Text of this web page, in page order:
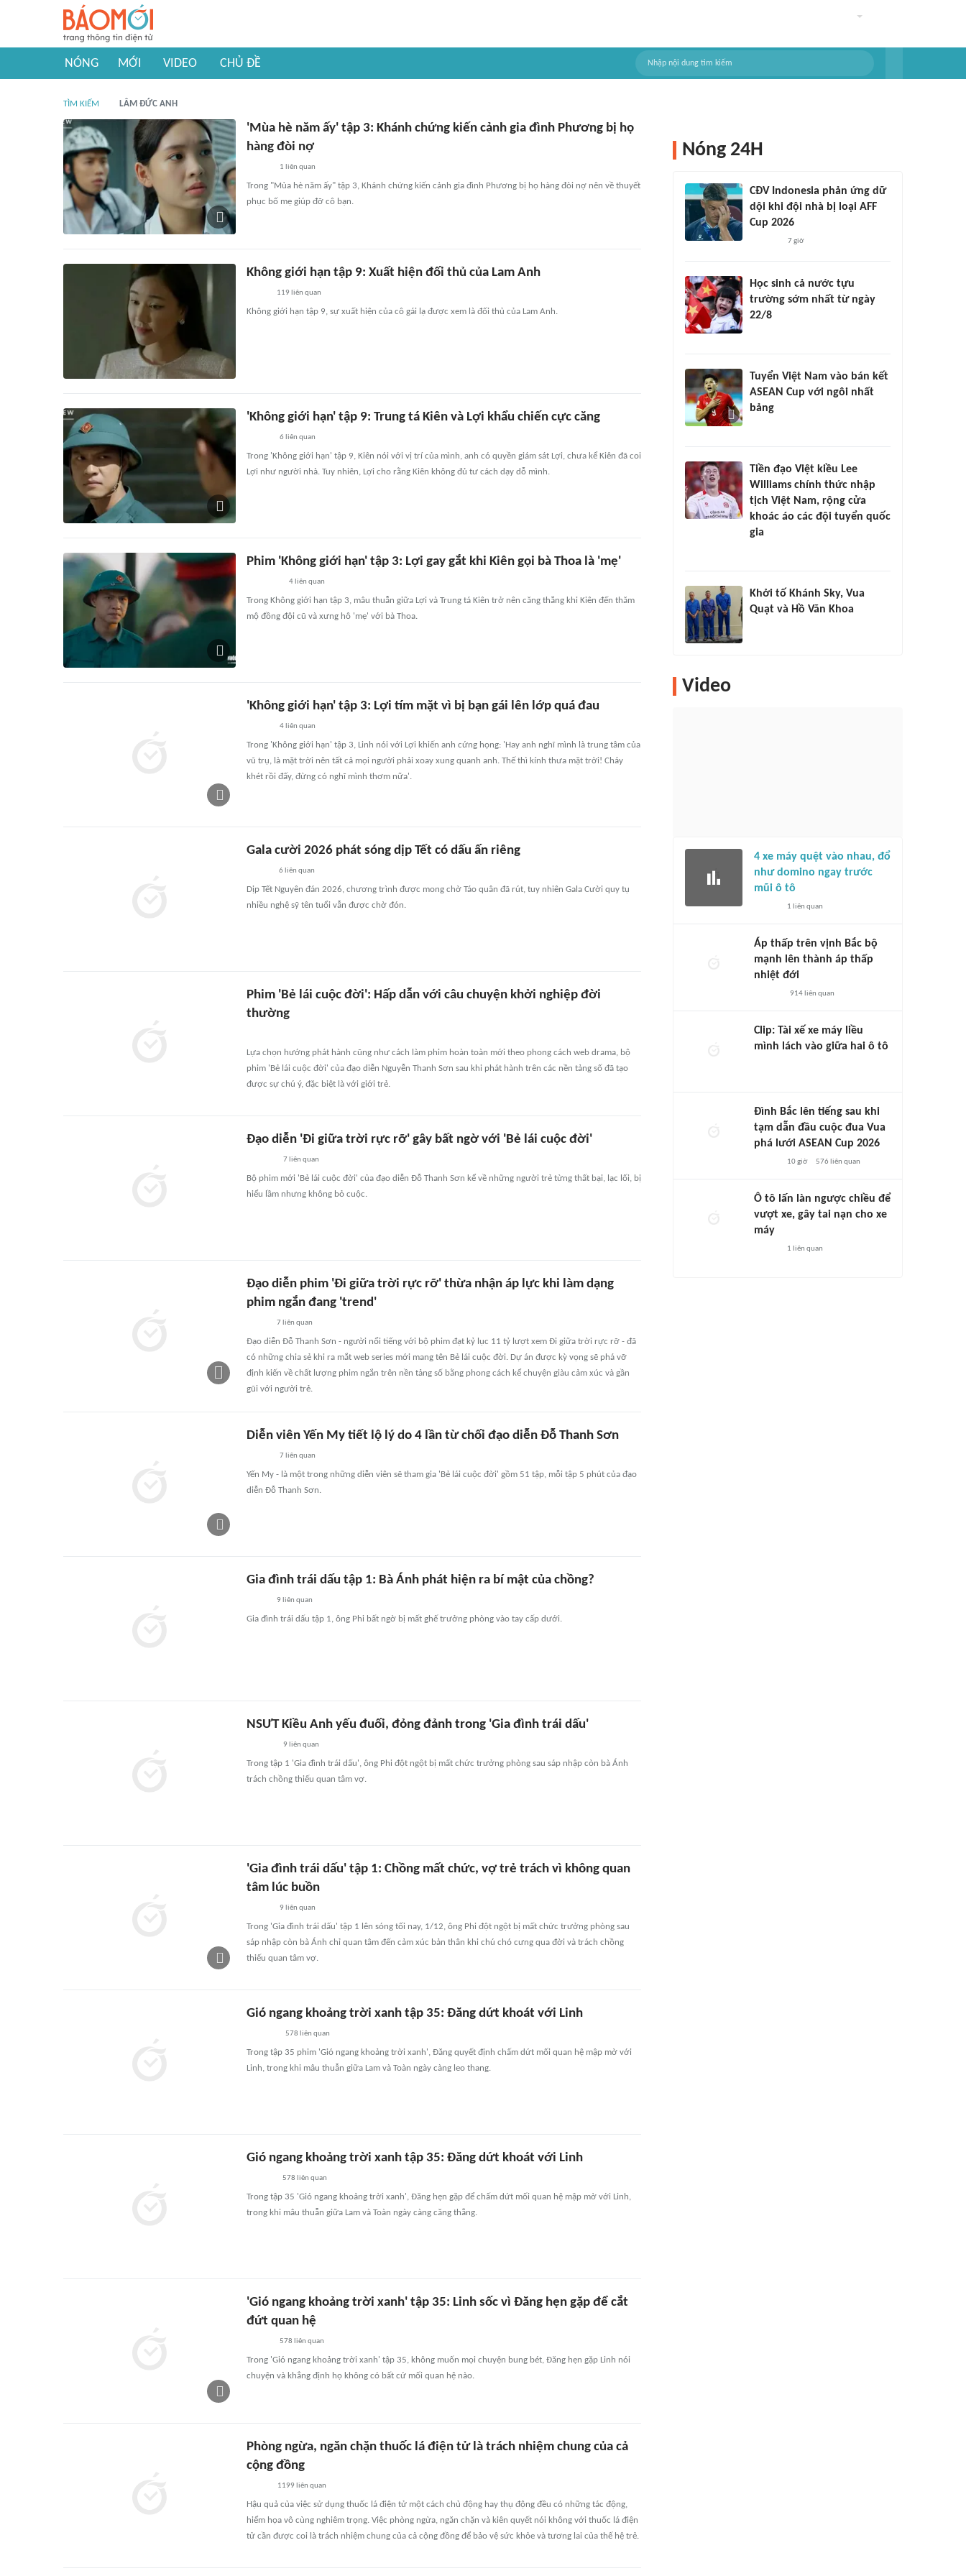
NÓNG MỚI VIDEO CHỦ ĐỀ
TÌM KIẾM LÂM ĐỨC ANH
'Mùa hè năm ấy' tập 3: Khánh chứng kiến cảnh gia đình Phương bị họ
hàng đòi nợ
1 liên quan
Trong "Mùa hè năm ấy" tập 3, Khánh chứng kiến cảnh gia đình Phương bị họ hàng đòi nợ nên về thuyết
phục bố mẹ giúp đỡ cô bạn.
Không giới hạn tập 9: Xuất hiện đối thủ của Lam Anh
119 liên quan
Không giới hạn tập 9, sự xuất hiện của cô gái lạ được xem là đối thủ của Lam Anh.
'Không giới hạn' tập 9: Trung tá Kiên và Lợi khẩu chiến cực căng
6 liên quan
Trong 'Không giới hạn' tập 9, Kiên nói với vị trí của mình, anh có quyền giám sát Lợi, chưa kể Kiên đã coi
Lợi như người nhà. Tuy nhiên, Lợi cho rằng Kiên không đủ tư cách dạy dỗ mình.
Phim 'Không giới hạn' tập 3: Lợi gay gắt khi Kiên gọi bà Thoa là 'mẹ'
4liên quan
Trong Không giới hạn tập 3, mâu thuẫn giữa Lợi và Trung tá Kiên trở nên căng thẳng khi Kiên đến thăm
mộ đồng đội cũ và xưng hô 'mẹ' với bà Thoa.
'Không giới hạn' tập 3: Lợi tím mặt vì bị bạn gái lên lớp quá đau
4liên quan
Trong 'Không giới hạn' tập 3, Linh nói với Lợi khiến anh cứng họng: 'Hay anh nghĩ mình là trung tâm của
vũ trụ, là mặt trời nên tất cả mọi người phải xoay xung quanh anh. Thế thì kính thưa mặt trời! Cháy
khét rồi đấy, đừng có nghĩ mình thơm nữa'.
Gala cười 2026 phát sóng dịp Tết có dấu ấn riêng
6 liên quan
Dịp Tết Nguyên đán 2026, chương trình được mong chờ Táo quân đã rút, tuy nhiên Gala Cười quy tụ
nhiều nghệ sỹ tên tuổi vẫn được chờ đón.
Phim 'Bẻ lái cuộc đời': Hấp dẫn với câu chuyện khởi nghiệp đời
thường
Lựa chọn hướng phát hành cũng như cách làm phim hoàn toàn mới theo phong cách web drama, bộ
phim 'Bẻ lái cuộc đời' của đạo diễn Nguyễn Thanh Sơn sau khi phát hành trên các nền tảng số đã tạo
được sự chú ý, đặc biệt là với giới trẻ.
Đạo diễn 'Đi giữa trời rực rỡ' gây bất ngờ với 'Bẻ lái cuộc đời'
7 liên quan
Bộ phim mới 'Bẻ lái cuộc đời' của đạo diễn Đỗ Thanh Sơn kể về những người trẻ từng thất bại, lạc lối, bị
hiểu lầm nhưng không bỏ cuộc.
Đạo diễn phim 'Đi giữa trời rực rỡ' thừa nhận áp lực khi làm dạng
phim ngắn đang 'trend'
7 liên quan
Đạo diễn Đỗ Thanh Sơn - người nổi tiếng với bộ phim đạt kỷ lục 11 tỷ lượt xem Đi giữa trời rực rỡ - đã
có những chia sẻ khi ra mắt web series mới mang tên Bẻ lái cuộc đời. Dự án được kỳ vọng sẽ phá vỡ
định kiến về chất lượng phim ngắn trên nền tảng số bằng phong cách kể chuyện giàu cảm xúc và gần
gũi với người trẻ.
Diễn viên Yến My tiết lộ lý do 4 lần từ chối đạo diễn Đỗ Thanh Sơn
7liên quan
Yến My - là một trong những diễn viên sẽ tham gia 'Bẻ lái cuộc đời' gồm 51 tập, mỗi tập 5 phút của đạo
diễn Đỗ Thanh Sơn.
Gia đình trái dấu tập 1: Bà Ánh phát hiện ra bí mật của chồng?
9 liên quan
Gia đình trái dấu tập 1, ông Phi bất ngờ bị mất ghế trưởng phòng vào tay cấp dưới.
NSƯT Kiều Anh yếu đuối, đỏng đảnh trong 'Gia đình trái dấu'
9 liên quan
Trong tập 1 'Gia đình trái dấu', ông Phi đột ngột bị mất chức trưởng phòng sau sáp nhập còn bà Ánh
trách chồng thiếu quan tâm vợ.
'Gia đình trái dấu' tập 1: Chồng mất chức, vợ trẻ trách vì không quan
tâm lúc buồn
9 liên quan
Trong 'Gia đình trái dấu' tập 1 lên sóng tối nay, 1/12, ông Phi đột ngột bị mất chức trưởng phòng sau
sáp nhập còn bà Ánh chỉ quan tâm đến cảm xúc bản thân khi chú chó cưng qua đời và trách chồng
thiếu quan tâm vợ.
Gió ngang khoảng trời xanh tập 35: Đăng dứt khoát với Linh
578 liên quan
Trong tập 35 phim 'Gió ngang khoảng trời xanh', Đăng quyết định chấm dứt mối quan hệ mập mờ với
Linh, trong khi mâu thuẫn giữa Lam và Toàn ngày càng leo thang.
Gió ngang khoảng trời xanh tập 35: Đăng dứt khoát với Linh
578 liên quan
Trong tập 35 'Gió ngang khoảng trời xanh', Đăng hẹn gặp để chấm dứt mối quan hệ mập mờ với Linh,
trong khi mâu thuẫn giữa Lam và Toàn ngày càng căng thẳng.
'Gió ngang khoảng trời xanh' tập 35: Linh sốc vì Đăng hẹn gặp để cắt
đứt quan hệ
578 liên quan
Trong 'Gió ngang khoảng trời xanh' tập 35, không muốn mọi chuyện bung bét, Đăng hẹn gặp Linh nói
chuyện và khẳng định họ không có bất cứ mối quan hệ nào.
Phòng ngừa, ngăn chặn thuốc lá điện tử là trách nhiệm chung của cả
cộng đồng
1199 liên quan
Hậu quả của việc sử dụng thuốc lá điện tử một cách chủ động hay thụ động đều có những tác động,
hiểm họa vô cùng nghiêm trọng. Việc phòng ngừa, ngăn chặn và kiên quyết nói không với thuốc lá điện
tử cần được coi là trách nhiệm chung của cả cộng đồng để bảo vệ sức khỏe và tương lai của thế hệ trẻ.
Nóng 24H
CĐV Indonesia phản ứng dữ
dội khi đội nhà bị loại AFF
Cup 2026
7 giờ
Học sinh cả nước tựu
trường sớm nhất từ ngày
22/8
Tuyển Việt Nam vào bán kết
ASEAN Cup với ngôi nhất
bảng
Tiền đạo Việt kiều Lee
Williams chính thức nhập
tịch Việt Nam, rộng cửa
khoác áo các đội tuyển quốc
gia
Khởi tố Khánh Sky, Vua
Quạt và Hồ Văn Khoa
Video
4 xe máy quệt vào nhau, đổ
như domino ngay trước
mũi ô tô
1 liên quan
Áp thấp trên vịnh Bắc bộ
mạnh lên thành áp thấp
nhiệt đới
914 liên quan
Clip: Tài xế xe máy liều
mình lách vào giữa hai ô tô
Đình Bắc lên tiếng sau khi
tạm dẫn đầu cuộc đua Vua
phá lưới ASEAN Cup 2026
10 giờ 576 liên quan
Ô tô lấn làn ngược chiều để
vượt xe, gây tai nạn cho xe
máy
1 liên quan